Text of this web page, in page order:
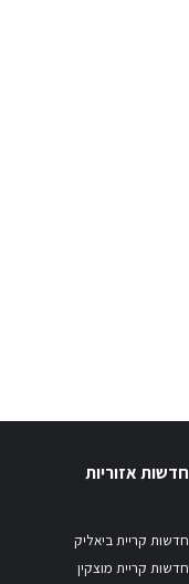
חדשות אזוריות
חדשות קריית ביאליק
חדשות קריית מוצקין